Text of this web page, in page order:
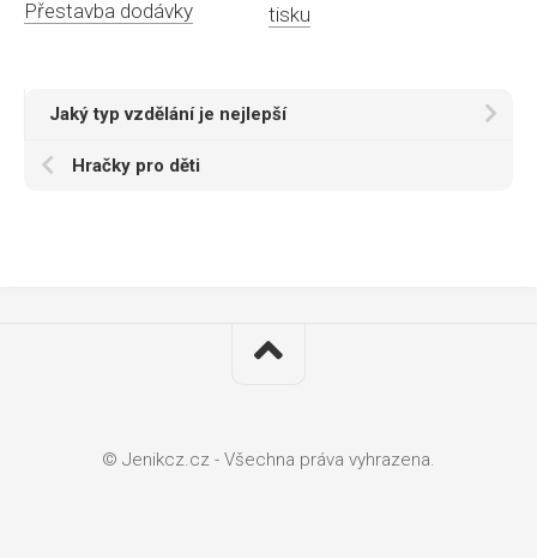
Přestavba dodávky
tisku
Jaký typ vzdělání je nejlepší
Hračky pro děti
© Jenikcz.cz - Všechna práva vyhrazena.